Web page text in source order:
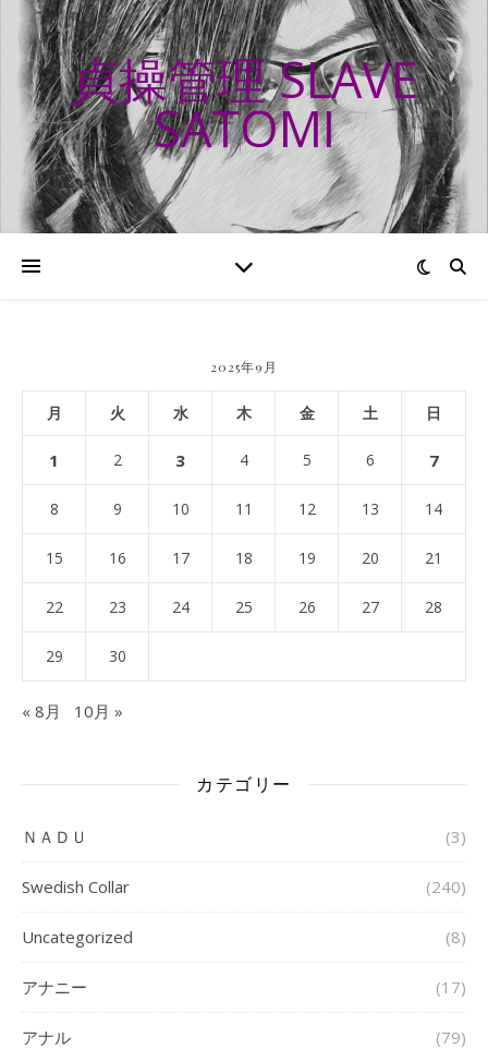
貞操管理 SLAVE
SATOMI
2025年9月
月 火 水 木 金 土 日
1 2 3 4 5 6 7
8 9 10 11 12 13 14
15 16 17 18 19 20 21
22 23 24 25 26 27 28
29 30
« 8月 10月 »
カテゴリー
ＮＡＤＵ (3)
Swedish Collar (240)
Uncategorized (8)
アナニー (17)
アナル (79)